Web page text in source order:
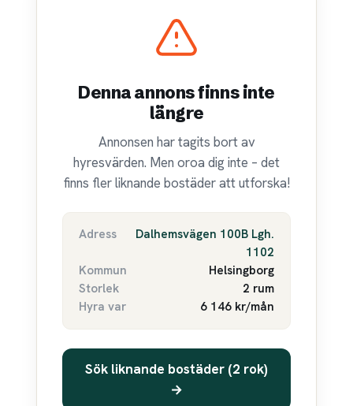
Denna annons finns inte
längre
Annonsen har tagits bort av
hyresvärden. Men oroa dig inte – det
finns fler liknande bostäder att utforska!
Adress
Dalhemsvägen 100B Lgh.
1102
Kommun
Helsingborg
Storlek
2 rum
Hyra var
6 146 kr/mån
Sök liknande bostäder (2 rok)
→